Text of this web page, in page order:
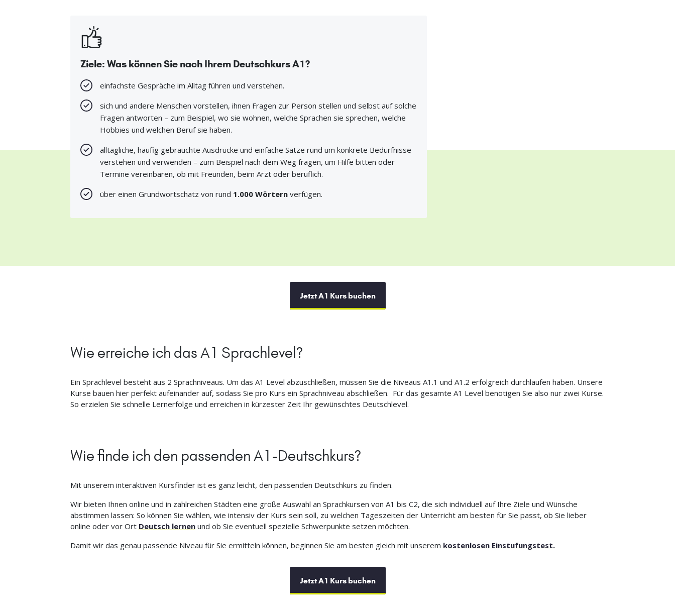
Ziele: Was können Sie nach Ihrem Deutschkurs A1?
einfachste Gespräche im Alltag führen und verstehen.
sich und andere Menschen vorstellen, ihnen Fragen zur Person stellen und selbst auf solche
Fragen antworten – zum Beispiel, wo sie wohnen, welche Sprachen sie sprechen, welche
Hobbies und welchen Beruf sie haben.
alltägliche, häufig gebrauchte Ausdrücke und einfache Sätze rund um konkrete Bedürfnisse
verstehen und verwenden – zum Beispiel nach dem Weg fragen, um Hilfe bitten oder
Termine vereinbaren, ob mit Freunden, beim Arzt oder beruflich.
über einen Grundwortschatz von rund 1.000 Wörternverfügen.
Jetzt A1 Kurs buchen
Wie erreiche ich das A1 Sprachlevel?
Ein Sprachlevel besteht aus 2 Sprachniveaus. Um das A1 Level abzuschließen, müssen Sie die Niveaus A1.1 und A1.2 erfolgreich durchlaufen haben. Unsere
Kurse bauen hier perfekt aufeinander auf, sodass Sie pro Kurs ein Sprachniveau abschließen. Für das gesamte A1 Level benötigen Sie also nur zwei Kurse.
So erzielen Sie schnelle Lernerfolge und erreichen in kürzester Zeit Ihr gewünschtes Deutschlevel.
Wie finde ich den passenden A1-Deutschkurs?
Mit unserem interaktiven Kursfinder ist es ganz leicht, den passenden Deutschkurs zu finden.
Wir bieten Ihnen online und in zahlreichen Städten eine große Auswahl an Sprachkursen von A1 bis C2, die sich individuell auf Ihre Ziele und Wünsche
abstimmen lassen: So können Sie wählen, wie intensiv der Kurs sein soll, zu welchen Tageszeiten der Unterricht am besten für Sie passt, ob Sie lieber
online oder vor Ort Deutsch lernenund ob Sie eventuell spezielle Schwerpunkte setzen möchten.
Damit wir das genau passende Niveau für Sie ermitteln können, beginnen Sie am besten gleich mit unserem kostenlosen Einstufungstest.
Jetzt A1 Kurs buchen